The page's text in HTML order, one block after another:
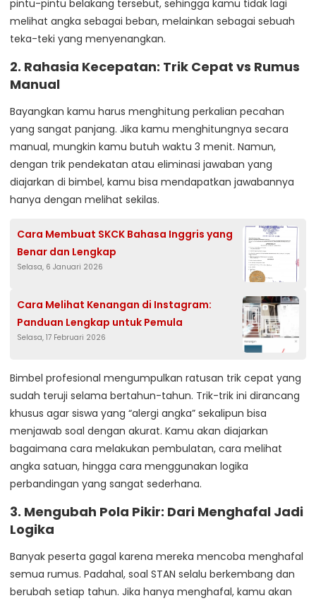
pintu-pintu belakang tersebut, sehingga kamu tidak lagi
melihat angka sebagai beban, melainkan sebagai sebuah
teka-teki yang menyenangkan.
2. Rahasia Kecepatan: Trik Cepat vs Rumus
Manual
Bayangkan kamu harus menghitung perkalian pecahan
yang sangat panjang. Jika kamu menghitungnya secara
manual, mungkin kamu butuh waktu 3 menit. Namun,
dengan trik pendekatan atau eliminasi jawaban yang
diajarkan di bimbel, kamu bisa mendapatkan jawabannya
hanya dengan melihat sekilas.
Cara Membuat SKCK Bahasa Inggris yang
Benar dan Lengkap
Selasa, 6 Januari 2026
Cara Melihat Kenangan di Instagram:
Panduan Lengkap untuk Pemula
Selasa, 17 Februari 2026
Bimbel profesional mengumpulkan ratusan trik cepat yang
sudah teruji selama bertahun-tahun. Trik-trik ini dirancang
khusus agar siswa yang “alergi angka” sekalipun bisa
menjawab soal dengan akurat. Kamu akan diajarkan
bagaimana cara melakukan pembulatan, cara melihat
angka satuan, hingga cara menggunakan logika
perbandingan yang sangat sederhana.
3. Mengubah Pola Pikir: Dari Menghafal Jadi
Logika
Banyak peserta gagal karena mereka mencoba menghafal
semua rumus. Padahal, soal STAN selalu berkembang dan
berubah setiap tahun. Jika hanya menghafal, kamu akan